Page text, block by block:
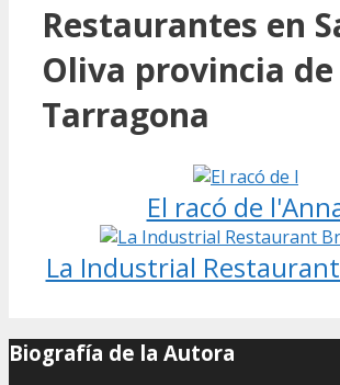
Restaurantes en
Oliva provincia de
Tarragona
El racó de
La Industrial
Biografía de la Autora